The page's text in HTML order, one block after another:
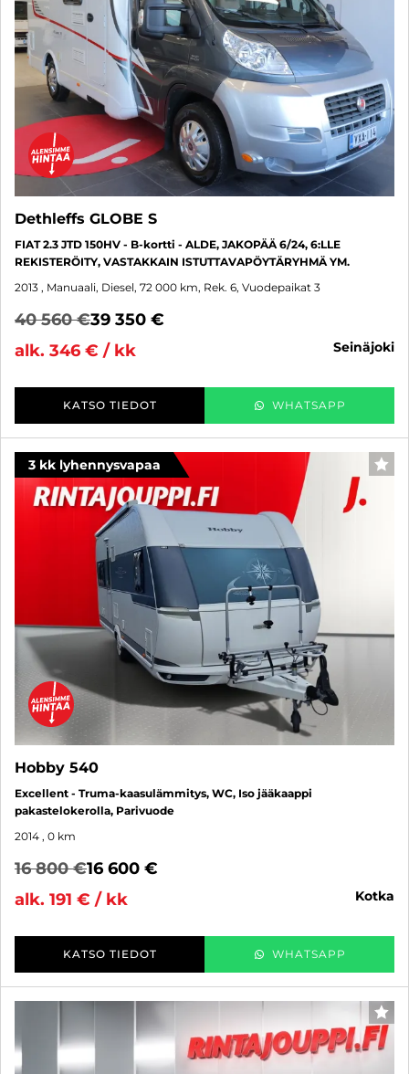
Dethleffs GLOBE S
FIAT 2.3 JTD 150HV - B-kortti - ALDE, JAKOPÄÄ 6/24, 6:LLE
REKISTERÖITY, VASTAKKAIN ISTUTTAVAPÖYTÄRYHMÄ YM.
2013 , Manuaali, Diesel, 72 000 km, Rek. 6, Vuodepaikat 3
40 560 €39 350 €
alk. 346 € / kk
seinäjoki
KATSO TIEDOT WHATSAPP
3 kk lyhennysvapaa
Hobby 540
Excellent - Truma-kaasulämmitys, WC, Iso jääkaappi
pakastelokerolla, Parivuode
2014 , 0 km
16 800 €16 600 €
alk. 191 € / kk
kotka
KATSO TIEDOT WHATSAPP